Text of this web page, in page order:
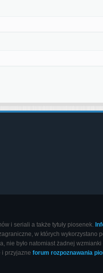
i seriali a także tytuły piosenek.
w których
nie było natomiast żadnej
i przyjazneforum rozpoznawania